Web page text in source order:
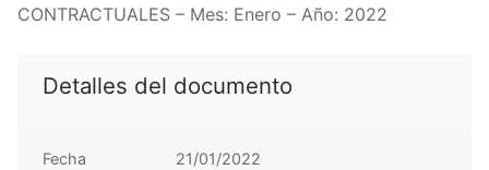
CONTRACTUALES – Mes: Enero – Año: 2022
Detalles del documento
Fecha 21/01/2022